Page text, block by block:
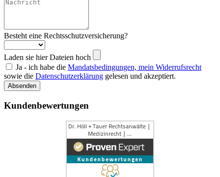
Besteht eine Rechtsschutzversicherung?
Laden sie hier Dateien hoch
Ja - ich habe die Mandatsbedingungen, mein Widerrufsrecht
sowie die Datenschutzerklärung gelesen und akzeptiert.
Absenden
Kundenbewertungen